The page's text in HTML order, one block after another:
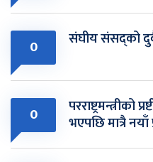
0 संघीय संसद्को
0 परराष्ट्रमन्त्रीको
भएपछि मात्रै